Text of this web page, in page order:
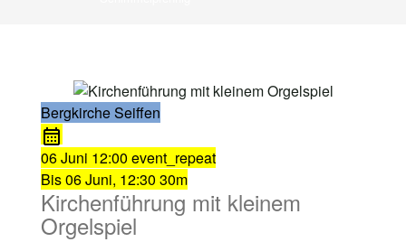
Bergkirche Seiffen
06 Juni 12:00 event_repeat
Bis06 Juni, 12:30 30m
Kirchenführung mit kleinem
Orgelspiel